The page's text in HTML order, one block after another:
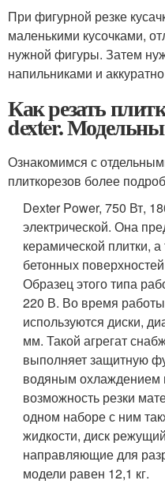
При фигурной резке
маленькими кусочками,
нужной фигуры. Затем
напильниками и
Как резать
dexter.
Ознакомимся с
плиткорезов более
Dexter Power, 750 Вт,
электрической. Она
керамической плитки,
бетонных
Образец этого типа
220 В. Во время работы
используются диски,
мм. Такой агрегат
выполняет защитную
водяным охлаждением
возможность резки
одном наборе с ним
жидкости, диск
направляющие для
модели равен 12,1 кг.